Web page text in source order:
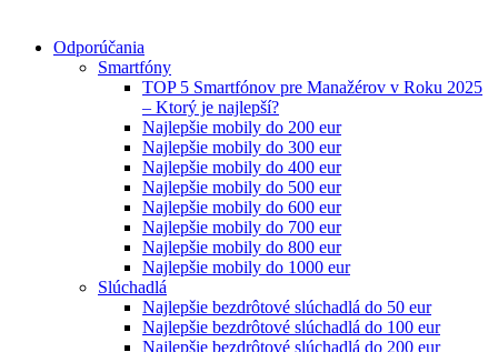
Odporúčania
Smartfóny
TOP 5 Smartfónov pre Manažérov v Roku 2025
– Ktorý je najlepší?
Najlepšie mobily do 200 eur
Najlepšie mobily do 300 eur
Najlepšie mobily do 400 eur
Najlepšie mobily do 500 eur
Najlepšie mobily do 600 eur
Najlepšie mobily do 700 eur
Najlepšie mobily do 800 eur
Najlepšie mobily do 1000 eur
Slúchadlá
Najlepšie bezdrôtové slúchadlá do 50 eur
Najlepšie bezdrôtové slúchadlá do 100 eur
Najlepšie bezdrôtové slúchadlá do 200 eur